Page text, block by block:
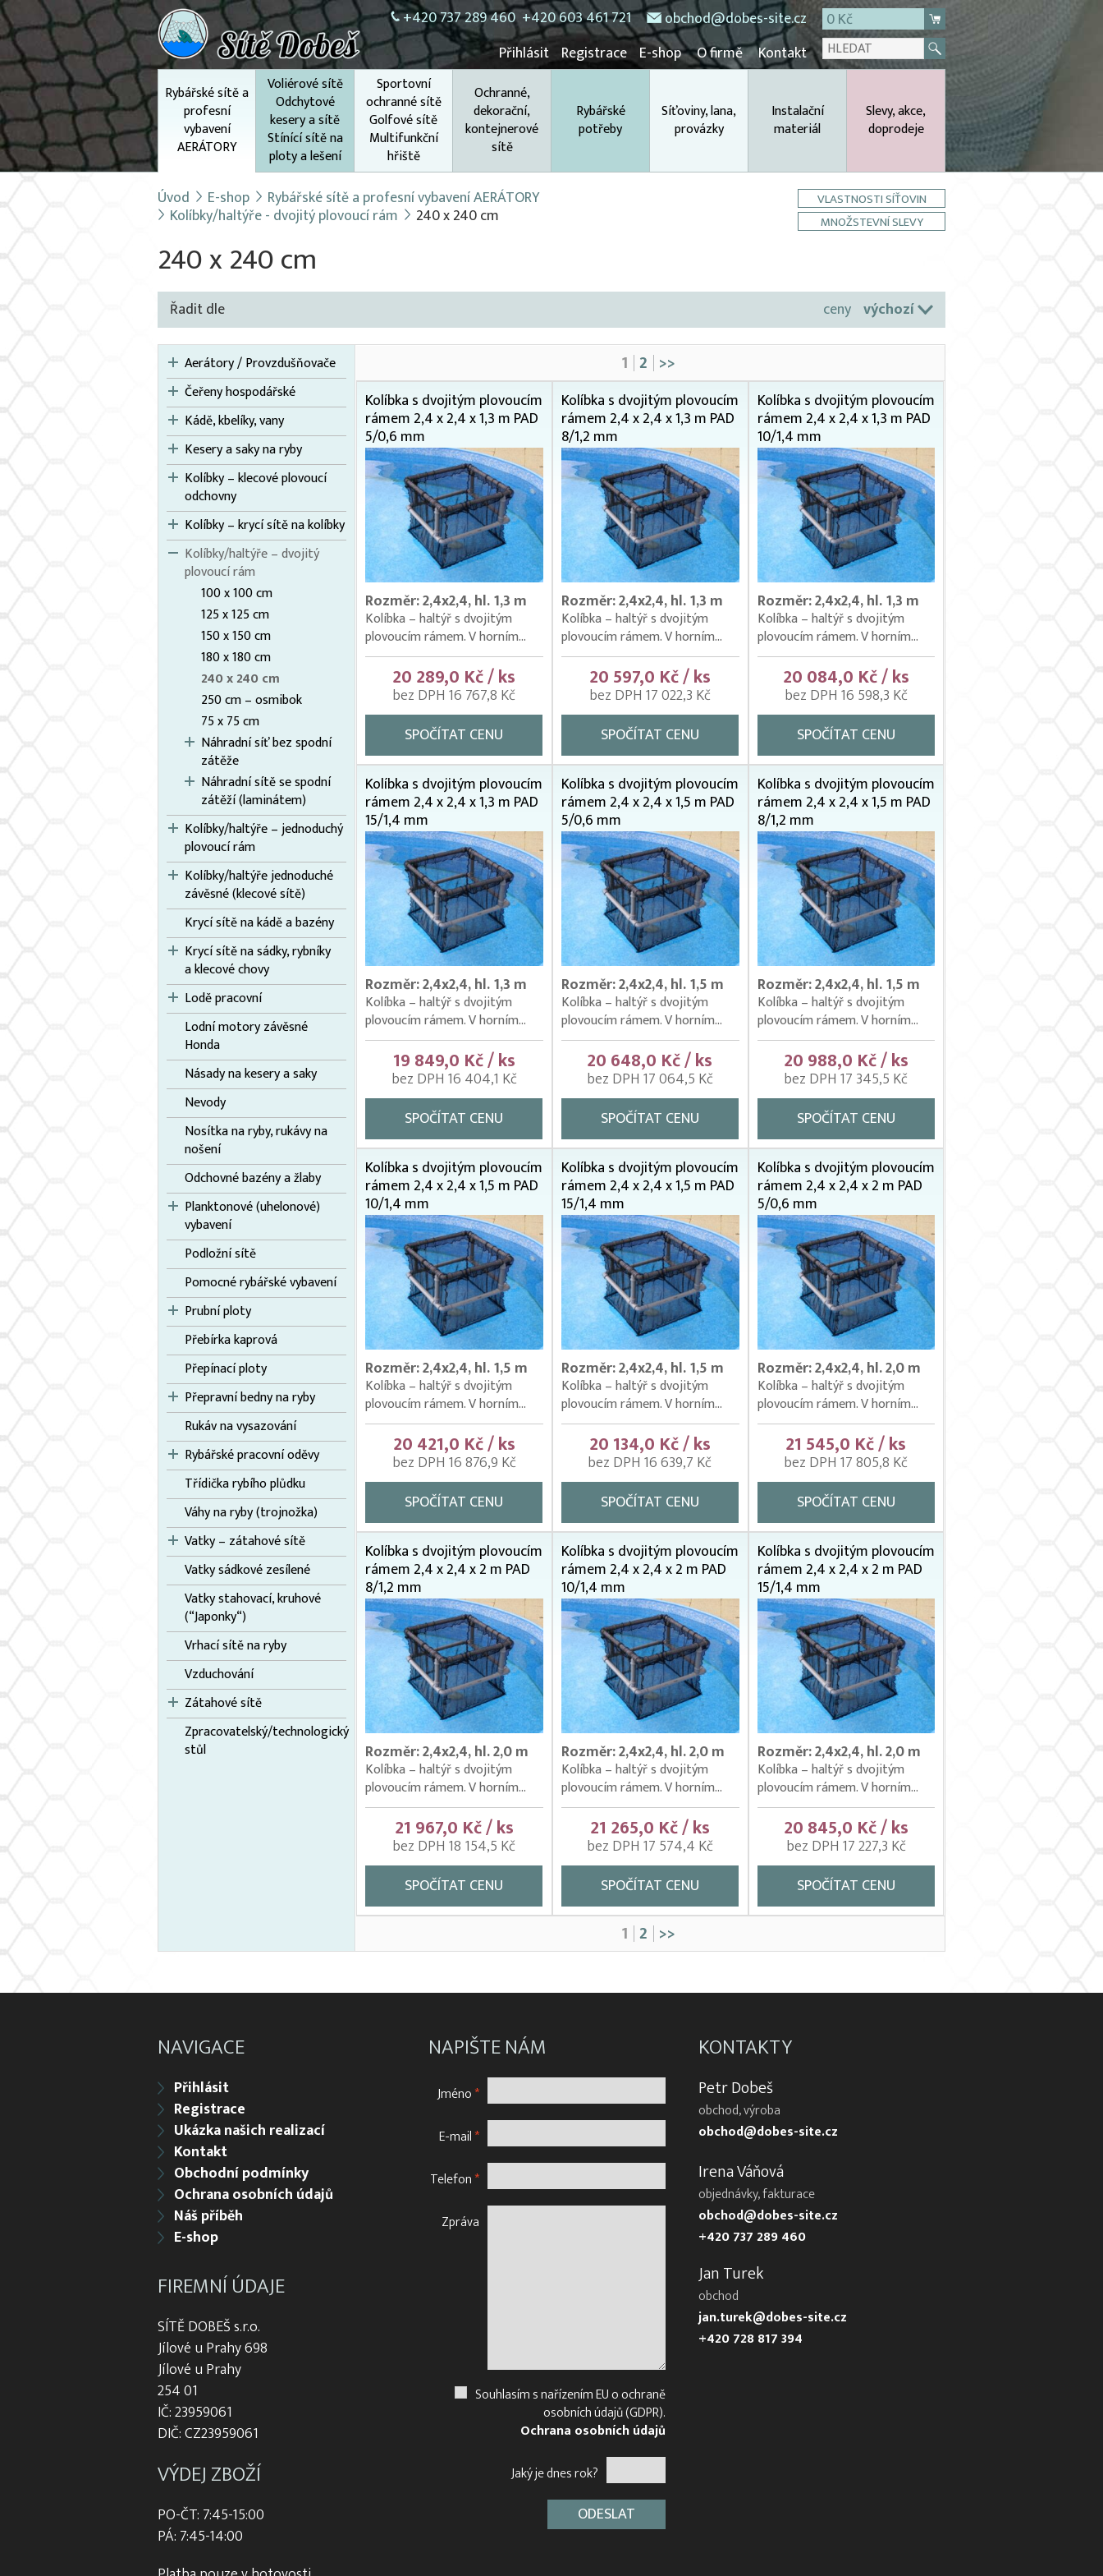
+420 737 289 460 +420 603 461 721 obchod@dobes-site.cz
0 Kč
Přihlásit Registrace E-shop O firmě Kontakt
Rybářské sítě a
profesní
vybavení
AERÁTORY
Voliérové sítě
Odchytové
kesery a sítě
Stínící sítě na
ploty a lešení
Sportovní
ochranné sítě
Golfové sítě
Multifunkční
hřiště
Ochranné,
dekorační,
kontejnerové
sítě
Rybářské
potřeby
Síťoviny, lana,
provázky
Instalační
materiál
Slevy, akce,
doprodeje
Úvod E-shop Rybářské sítě a profesní vybavení AERÁTORY
Kolíbky/haltýře - dvojitý plovoucí rám 240 x 240 cm
VLASTNOSTI SÍŤOVIN
MNOŽSTEVNÍ SLEVY
240 x 240 cm
Řadit dle ceny výchozí
Aerátory / Provzdušňovače
Čeřeny hospodářské
Kádě, kbelíky, vany
Kesery a saky na ryby
Kolíbky – klecové plovoucí
odchovny
Kolíbky – krycí sítě na kolíbky
Kolíbky/haltýře – dvojitý
plovoucí rám
100 x 100 cm
125 x 125 cm
150 x 150 cm
180 x 180 cm
240 x 240 cm
250 cm – osmibok
75 x 75 cm
Náhradní síť bez spodní
zátěže
Náhradní sítě se spodní
zátěží (laminátem)
Kolíbky/haltýře – jednoduchý
plovoucí rám
Kolíbky/haltýře jednoduché
závěsné (klecové sítě)
Krycí sítě na kádě a bazény
Krycí sítě na sádky, rybníky
a klecové chovy
Lodě pracovní
Lodní motory závěsné
Honda
Násady na kesery a saky
Nevody
Nosítka na ryby, rukávy na
nošení
Odchovné bazény a žlaby
Planktonové (uhelonové)
vybavení
Podložní sítě
Pomocné rybářské vybavení
Prubní ploty
Přebírka kaprová
Přepínací ploty
Přepravní bedny na ryby
Rukáv na vysazování
Rybářské pracovní oděvy
Třídička rybího plůdku
Váhy na ryby (trojnožka)
Vatky – zátahové sítě
Vatky sádkové zesílené
Vatky stahovací, kruhové
(“Japonky“)
Vrhací sítě na ryby
Vzduchování
Zátahové sítě
Zpracovatelský/technologický
stůl
1 2 >>
Kolíbka s dvojitým plovoucím
rámem 2,4 x 2,4 x 1,3 m PAD
5/0,6 mm
Rozměr: 2,4x2,4, hl. 1,3 m
Kolíbka – haltýř s dvojitým
plovoucím rámem. V horním...
20 289,0 Kč / ks
bez DPH 16 767,8 Kč
SPOČÍTAT CENU
Kolíbka s dvojitým plovoucím
rámem 2,4 x 2,4 x 1,3 m PAD
8/1,2 mm
Rozměr: 2,4x2,4, hl. 1,3 m
Kolíbka – haltýř s dvojitým
plovoucím rámem. V horním...
20 597,0 Kč / ks
bez DPH 17 022,3 Kč
SPOČÍTAT CENU
Kolíbka s dvojitým plovoucím
rámem 2,4 x 2,4 x 1,3 m PAD
10/1,4 mm
Rozměr: 2,4x2,4, hl. 1,3 m
Kolíbka – haltýř s dvojitým
plovoucím rámem. V horním...
20 084,0 Kč / ks
bez DPH 16 598,3 Kč
SPOČÍTAT CENU
Kolíbka s dvojitým plovoucím
rámem 2,4 x 2,4 x 1,3 m PAD
15/1,4 mm
Rozměr: 2,4x2,4, hl. 1,3 m
Kolíbka – haltýř s dvojitým
plovoucím rámem. V horním...
19 849,0 Kč / ks
bez DPH 16 404,1 Kč
SPOČÍTAT CENU
Kolíbka s dvojitým plovoucím
rámem 2,4 x 2,4 x 1,5 m PAD
5/0,6 mm
Rozměr: 2,4x2,4, hl. 1,5 m
Kolíbka – haltýř s dvojitým
plovoucím rámem. V horním...
20 648,0 Kč / ks
bez DPH 17 064,5 Kč
SPOČÍTAT CENU
Kolíbka s dvojitým plovoucím
rámem 2,4 x 2,4 x 1,5 m PAD
8/1,2 mm
Rozměr: 2,4x2,4, hl. 1,5 m
Kolíbka – haltýř s dvojitým
plovoucím rámem. V horním...
20 988,0 Kč / ks
bez DPH 17 345,5 Kč
SPOČÍTAT CENU
Kolíbka s dvojitým plovoucím
rámem 2,4 x 2,4 x 1,5 m PAD
10/1,4 mm
Rozměr: 2,4x2,4, hl. 1,5 m
Kolíbka – haltýř s dvojitým
plovoucím rámem. V horním...
20 421,0 Kč / ks
bez DPH 16 876,9 Kč
SPOČÍTAT CENU
Kolíbka s dvojitým plovoucím
rámem 2,4 x 2,4 x 1,5 m PAD
15/1,4 mm
Rozměr: 2,4x2,4, hl. 1,5 m
Kolíbka – haltýř s dvojitým
plovoucím rámem. V horním...
20 134,0 Kč / ks
bez DPH 16 639,7 Kč
SPOČÍTAT CENU
Kolíbka s dvojitým plovoucím
rámem 2,4 x 2,4 x 2 m PAD
5/0,6 mm
Rozměr: 2,4x2,4, hl. 2,0 m
Kolíbka – haltýř s dvojitým
plovoucím rámem. V horním...
21 545,0 Kč / ks
bez DPH 17 805,8 Kč
SPOČÍTAT CENU
Kolíbka s dvojitým plovoucím
rámem 2,4 x 2,4 x 2 m PAD
8/1,2 mm
Rozměr: 2,4x2,4, hl. 2,0 m
Kolíbka – haltýř s dvojitým
plovoucím rámem. V horním...
21 967,0 Kč / ks
bez DPH 18 154,5 Kč
SPOČÍTAT CENU
Kolíbka s dvojitým plovoucím
rámem 2,4 x 2,4 x 2 m PAD
10/1,4 mm
Rozměr: 2,4x2,4, hl. 2,0 m
Kolíbka – haltýř s dvojitým
plovoucím rámem. V horním...
21 265,0 Kč / ks
bez DPH 17 574,4 Kč
SPOČÍTAT CENU
Kolíbka s dvojitým plovoucím
rámem 2,4 x 2,4 x 2 m PAD
15/1,4 mm
Rozměr: 2,4x2,4, hl. 2,0 m
Kolíbka – haltýř s dvojitým
plovoucím rámem. V horním...
20 845,0 Kč / ks
bez DPH 17 227,3 Kč
SPOČÍTAT CENU
1 2 >>
NAVIGACE
Přihlásit
Registrace
Ukázka našich realizací
Kontakt
Obchodní podmínky
Ochrana osobních údajů
Náš příběh
E-shop
FIREMNÍ ÚDAJE
SÍTĚ DOBEŠ s.r.o.
Jílové u Prahy 698
Jílové u Prahy
254 01
IČ: 23959061
DIČ: CZ23959061
VÝDEJ ZBOŽÍ
PO-ČT: 7:45-15:00
PÁ: 7:45-14:00
NAPIŠTE NÁM
Jméno*
E-mail*
Telefon*
Zpráva
Souhlasím s nařízením EU o ochraně
osobních údajů (GDPR).
Ochrana osobních údajů
Jaký je dnes rok?
KONTAKTY
Petr Dobeš
obchod, výroba
obchod@dobes-site.cz
Irena Váňová
objednávky, fakturace
obchod@dobes-site.cz
+420 737 289 460
Jan Turek
obchod
jan.turek@dobes-site.cz
+420 728 817 394